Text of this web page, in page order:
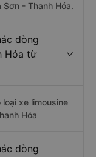
- Thanh Hóa.
dòng
Hóa từ
xe limousine
Hóa
dòng